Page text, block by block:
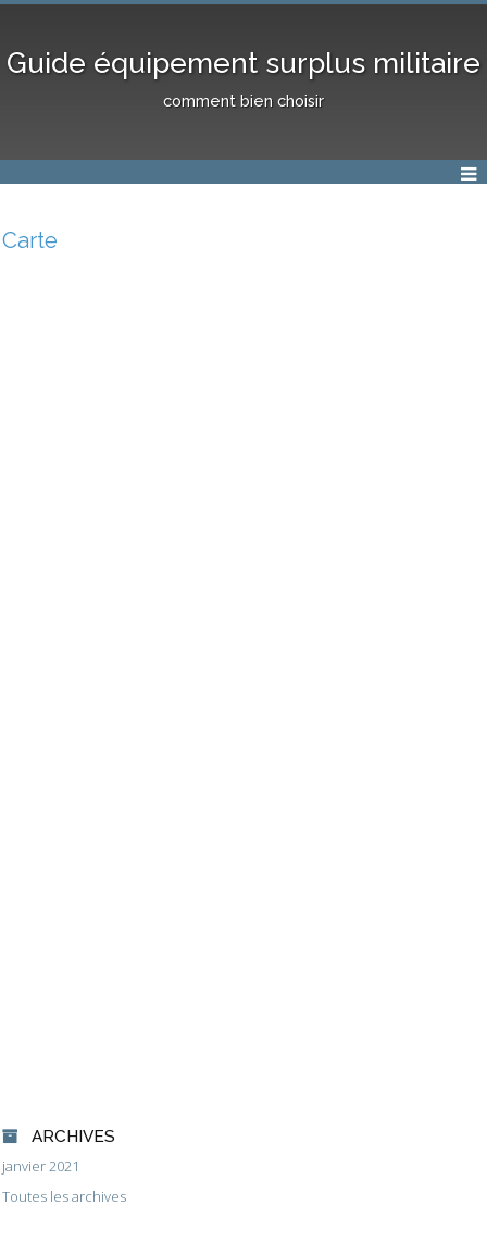
Guide équipement surplus militaire
comment bien choisir
Carte
ARCHIVES
janvier 2021
Toutes les archives